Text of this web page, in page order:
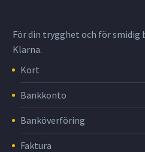
För din trygghet och för smidig
Klarna.
Kort
Bankkonto
Banköverföring
Faktura